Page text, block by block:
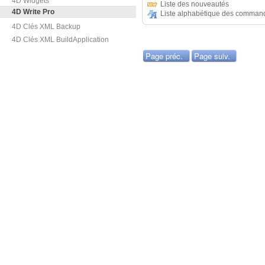
4D Write Pro
4D Clés XML Backup
4D Clés XML BuildApplication
Liste des nouveautés
Liste alphabétique des
Page préc. Page suiv.